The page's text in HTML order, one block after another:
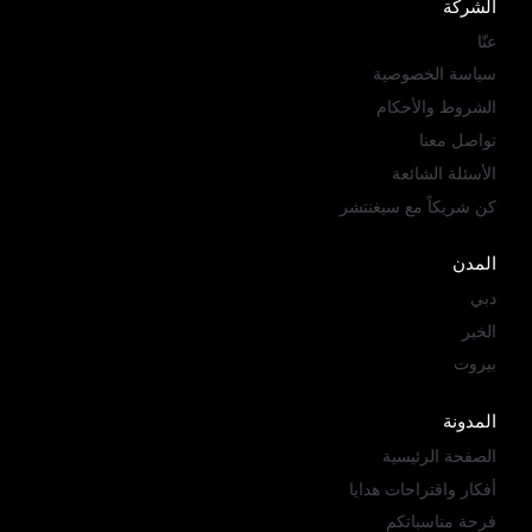
a
m
n
الشركة
عنّا
سياسة الخصوصية
الشروط والأحكام
تواصل معنا
الأسئلة الشائعة
كن شريكاً مع سيغنتشر
المدن
دبي
الخبر
بيروت
المدونة
الصفحة الرئيسية
أفكار واقتراحات هدايا
فرحة مناسباتكم